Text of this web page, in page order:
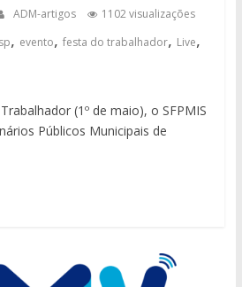
ADM-artigos
1102 visualizações
, evento, festa do trabalhador, Live,
(1º de maio), o SFPMIS
Públicos Municipais de